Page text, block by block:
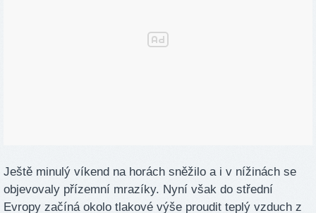
Ještě minulý víkend na horách sněžilo a i v nížinách se
objevovaly přízemní mrazíky. Nyní však do střední
Evropy začíná okolo tlakové výše proudit teplý vzduch z